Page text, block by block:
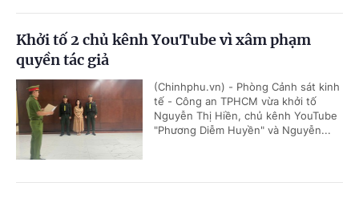
Khởi tố 2 chủ kênh YouTube vì xâm phạm
quyền tác giả
(Chinhphu.vn) - Phòng Cảnh sát kinh
tế - Công an TPHCM vừa khởi tố
Nguyễn Thị Hiền, chủ kênh YouTube
"Phương Diễm Huyền" và Nguyễn...